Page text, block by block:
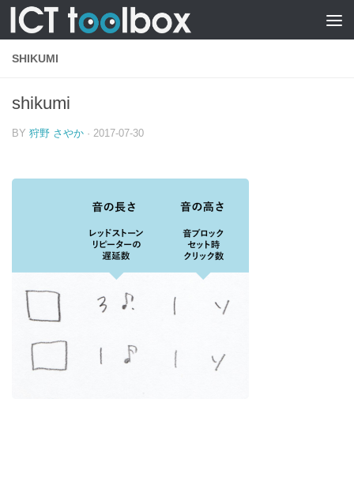
SHIKUMI
shikumi
BY 狩野 さやか · 2017-07-30